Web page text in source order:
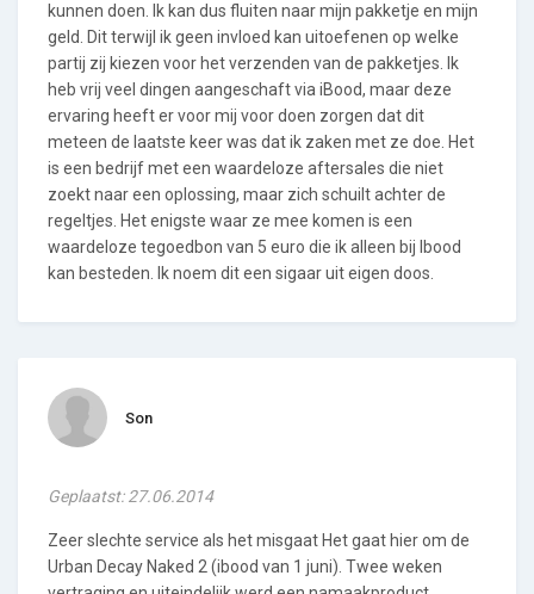
kunnen doen. Ik kan dus fluiten naar mijn pakketje en mijn
geld. Dit terwijl ik geen invloed kan uitoefenen op welke
partij zij kiezen voor het verzenden van de pakketjes. Ik
heb vrij veel dingen aangeschaft via iBood, maar deze
ervaring heeft er voor mij voor doen zorgen dat dit
meteen de laatste keer was dat ik zaken met ze doe. Het
is een bedrijf met een waardeloze aftersales die niet
zoekt naar een oplossing, maar zich schuilt achter de
regeltjes. Het enigste waar ze mee komen is een
waardeloze tegoedbon van 5 euro die ik alleen bij Ibood
kan besteden. Ik noem dit een sigaar uit eigen doos.
Son
Geplaatst: 27.06.2014
Zeer slechte service als het misgaat Het gaat hier om de
Urban Decay Naked 2 (ibood van 1 juni). Twee weken